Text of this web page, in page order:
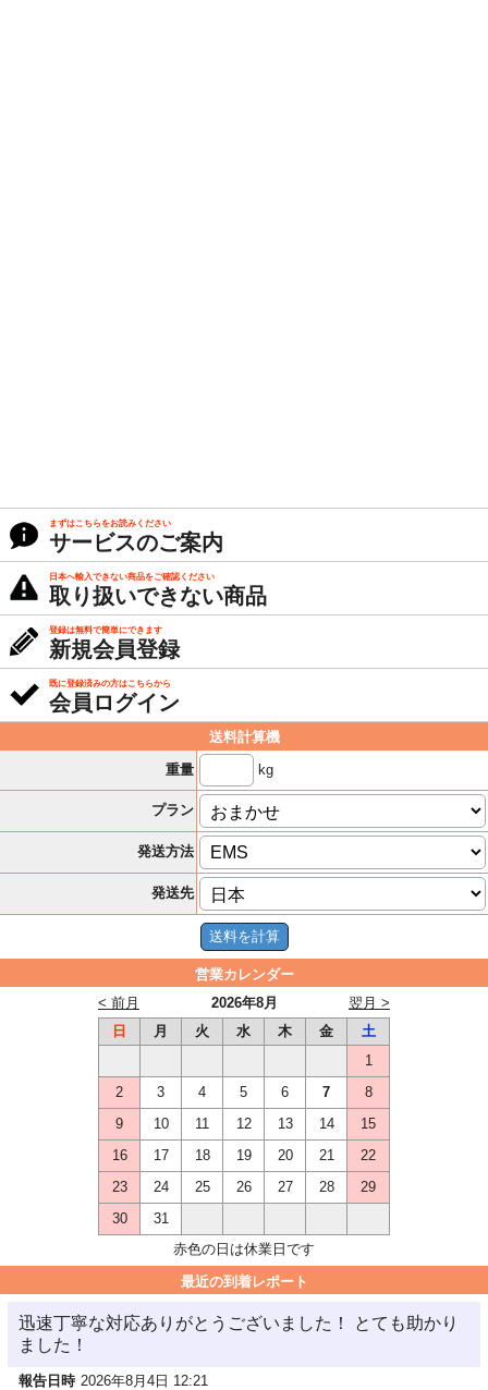
まずはこちらをお読みください
サービスのご案内
日本へ輸入できない商品をご確認ください
取り扱いできない商品
登録は無料で簡単にできます
新規会員登録
既に登録済みの方はこちらから
会員ログイン
送料計算機
重量
kg
プラン
発送方法
発送先
営業カレンダー
2026年8月
< 前月
翌月 >
日
月 火 水 木 金
土
1
2
3 4 5 6 7
8
9
10 11 12 13 14
15
16
17 18 19 20 21
22
23
24 25 26 27 28
29
30
31
赤色の日は休業日です
最近の到着レポート
迅速丁寧な対応ありがとうございました！ とても助かり
ました！
報告日時 2026年8月4日 12:21